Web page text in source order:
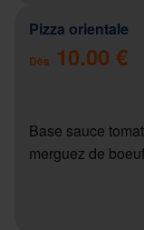
Pizza orientale
Dès 10.00 €
Base sauce
merguez de boeuf